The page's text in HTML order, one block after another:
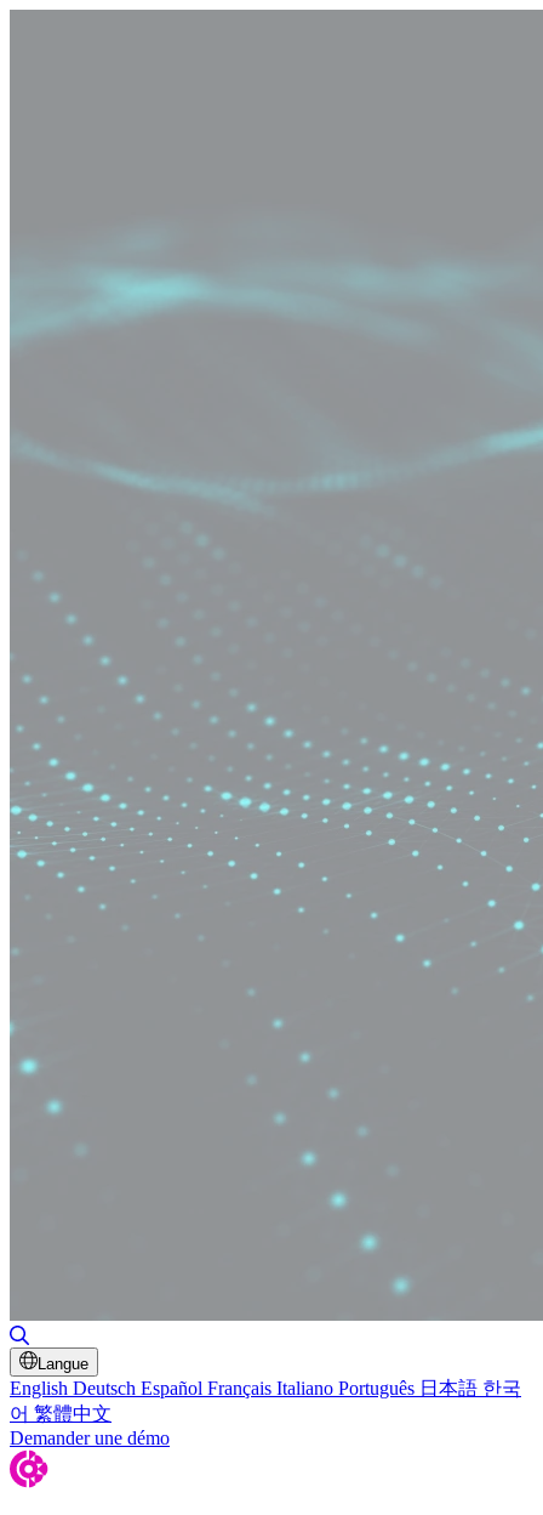
Langue
English Deutsch Español Français Italiano Português 日本語 한국
어 繁體中文
Demander une démo